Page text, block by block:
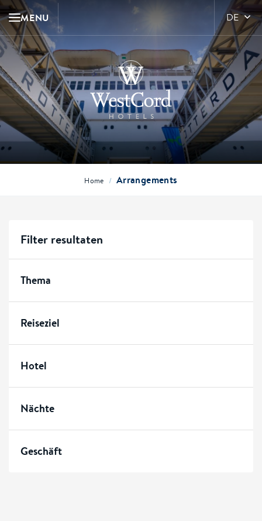
MENU DE
Home / Arrangements
Filter resultaten
Thema
Reiseziel
Hotel
Nächte
Geschäft